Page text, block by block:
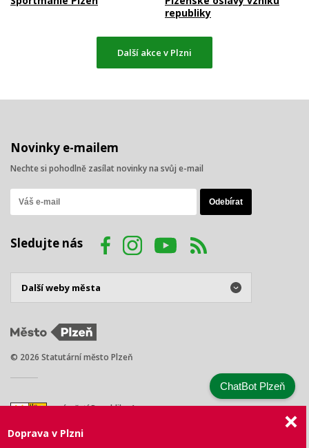
republiky
Další akce v Plzni
Novinky e-mailem
Nechte si pohodlně zasílat novinky na svůj e-mail
Sledujte nás
© 2026 Statutární město Plzeň
náměstí Republiky 1
Tel.: +420 378 031 111
Doprava v Plzni
ChatBot Plzeň